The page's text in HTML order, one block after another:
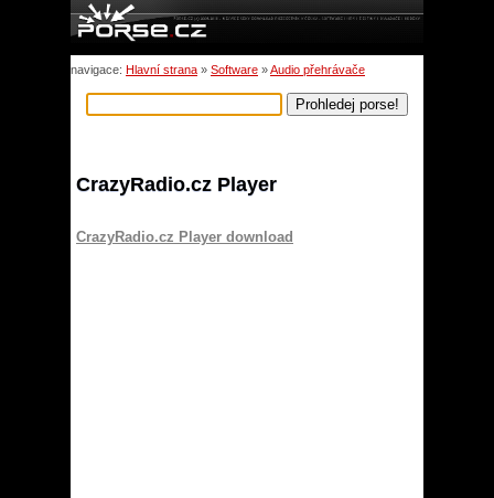
navigace: Hlavní strana » Software »Audio přehrávače
CrazyRadio.cz Player
CrazyRadio.cz Player download